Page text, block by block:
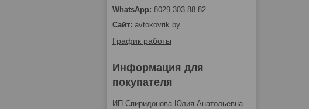
8029 303 88 82
avtokovrik.by
График работы
Информация для
покупателя
ИП Спиридонова Юлия Анатольевна